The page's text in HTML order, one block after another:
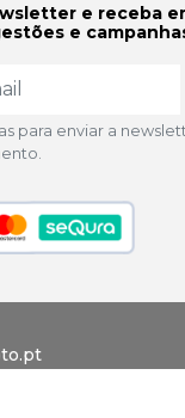
e receba
e
para enviar a